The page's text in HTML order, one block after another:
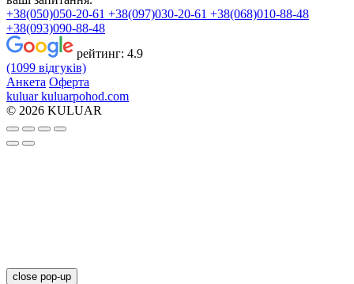
+38(050)050-20-61 +38(097)030-20-61 +38(068)010-88-48
+38(093)090-88-48
рейтинг: 4.9
(1099 відгуків)
Анкета Оферта
kuluar kuluarpohod.com
© 2026 KULUAR
close pop-up